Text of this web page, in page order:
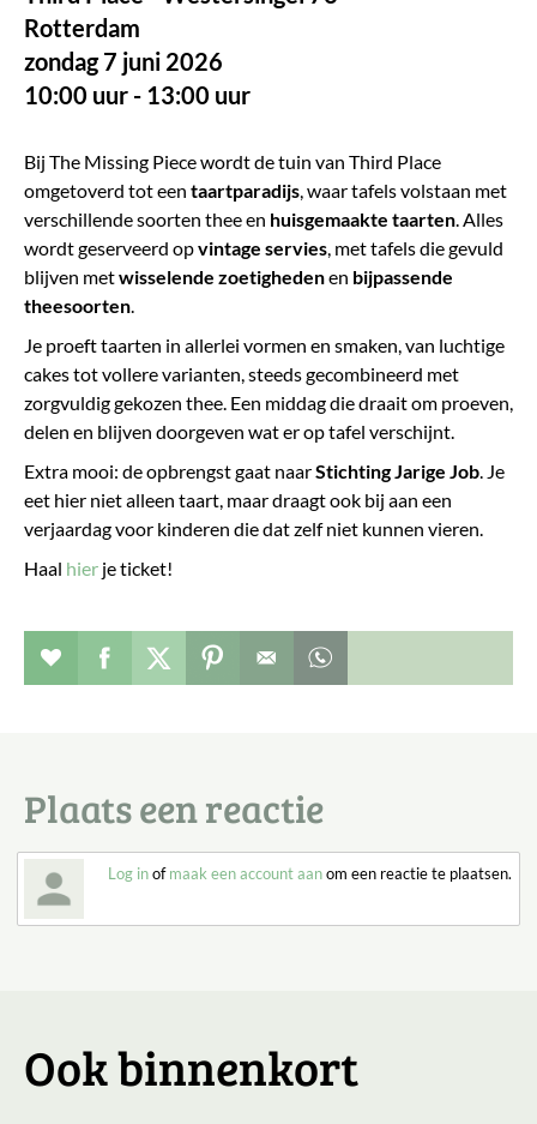
Rotterdam
zondag 7 juni 2026
10:00 uur - 13:00 uur
Bij The Missing Piece wordt de tuin van Third Place
omgetoverd tot een taartparadijs, waar tafels volstaan met
verschillende soorten thee en huisgemaakte taarten. Alles
wordt geserveerd opvintage servies, met tafels die gevuld
blijven metwisselende zoetighedenen bijpassende
theesoorten.
Je proeft taarten in allerlei vormen en smaken, van luchtige
cakes tot vollere varianten, steeds gecombineerd met
zorgvuldig gekozen thee. Een middag die draait om proeven,
delen en blijven doorgeven wat er op tafel verschijnt.
Extra mooi: de opbrengst gaat naarStichting Jarige Job. Je
eet hier niet alleen taart, maar draagt ook bij aan een
verjaardag voor kinderen die dat zelf niet kunnen vieren.
Haal hier je ticket!
Evenement toevoegen aan favorieten
Deel dit op facebook
Deel dit op twitter
Deel dit op pinterest
Plaats een reactie
Log inofmaak een account aanom een reactie te plaatsen.
Ook binnenkort